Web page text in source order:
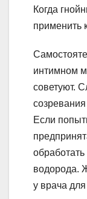
Когда
применить
интимном
советуют.
Если
водорода.
у врача